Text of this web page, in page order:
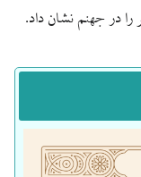
را در جهنم نشان داد.